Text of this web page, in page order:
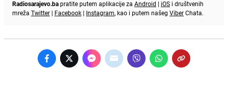
Radiosarajevo.bapratite putem aplikacije za Android | iOS i društvenih
mreža Twitter | Facebook | Instagram, kao i putem našeg ViberChata.